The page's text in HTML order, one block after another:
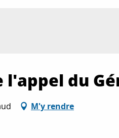
du
M'y rendre